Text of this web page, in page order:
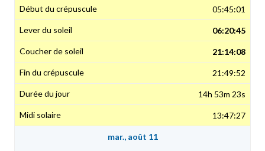
05:45:01
06:20:45
21:14:08
21:49:52
14h 53m 23s
13:47:27
mar., août 11